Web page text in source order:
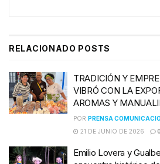
RELACIONADO POSTS
TRADICIÓN Y
VIBRÓ CON LA
AROMAS Y
POR PRENSA
21 DE JUNIO DE 2026
0
Emilio Lovera y